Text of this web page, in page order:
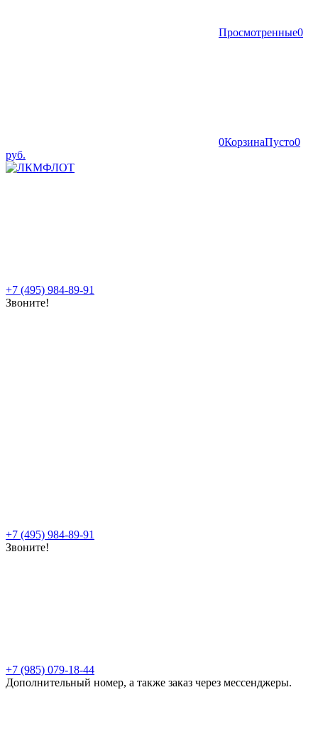
Просмотренные0
0КорзинаПусто0
руб.
+7 (495) 984-89-91
Звоните!
+7 (495) 984-89-91
Звоните!
+7 (985) 079-18-44
Дополнительный номер, а также заказ через мессенджеры.